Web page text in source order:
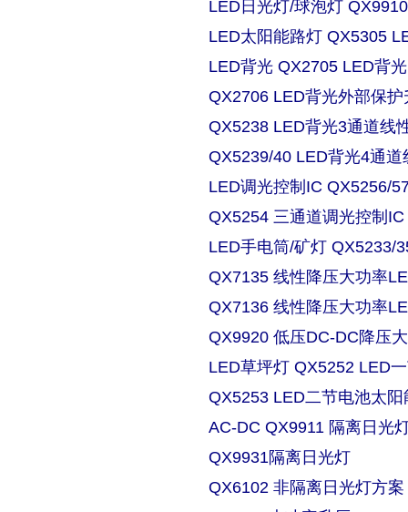
LED日光灯/球泡灯
LED太阳能路灯 QX5305
LED背光 QX2705 LED背
QX2706 LED背光外部保
QX5238 LED背光3通道线
QX5239/40 LED背光4通
LED调光控制IC QX5256/
QX5254 三通道调光控制
LED手电筒/矿灯 QX5233/
QX7135 线性降压大功率
QX7136 线性降压大功率
QX9920 低压DC-DC降压
LED草坪灯 QX5252 LED
QX5253 LED二节电池太
AC-DC QX9911 隔离日光
QX9931隔离日光灯
QX6102 非隔离日光灯方案